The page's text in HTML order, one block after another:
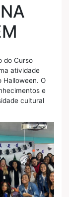
do Curso
atividade
Halloween. O
e
cultural